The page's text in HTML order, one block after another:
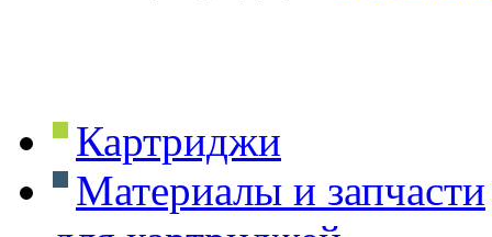
Картриджи
Материалы и запчасти